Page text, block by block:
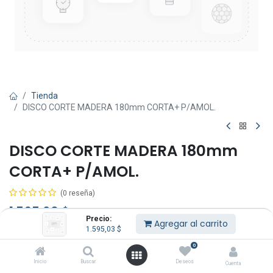
Precio:
1.595,03 $ Agregar al carrito
Inicio Buscar
0
Deseos Cuenta
Tienda
DISCO CORTE MADERA 180mm CORTA+ P/AMOL.
DISCO CORTE MADERA 180mm
CORTA+ P/AMOL.
(0 reseña)
1.595,03$ IVA Incluido